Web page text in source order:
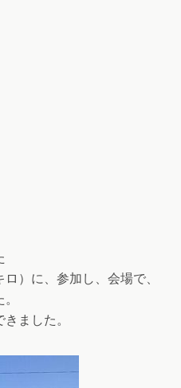
）に、参加し、会場で、
ました。